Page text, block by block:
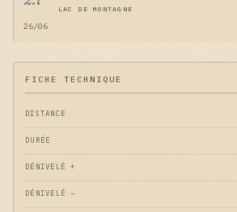
LAC DE MONTAGNE
26/06
FICHE TECHNIQUE
DISTANCE
DURÉE
DÉNIVELÉ +
DÉNIVELÉ −